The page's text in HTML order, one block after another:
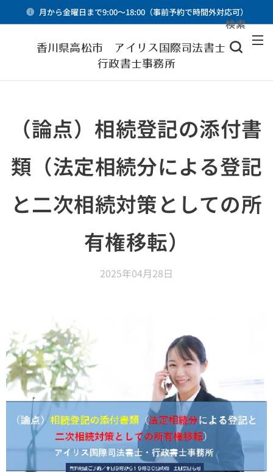
月から金曜日まで9:00～18:00（事前予約で時間外対応可）
香川県高松市 アイリス国際司法書士・
行政書士事務所
検索
（論点）相続登記の添付書
類（法定相続分による登記
と二次相続対策としての所
有権移転）
2025年04月28日